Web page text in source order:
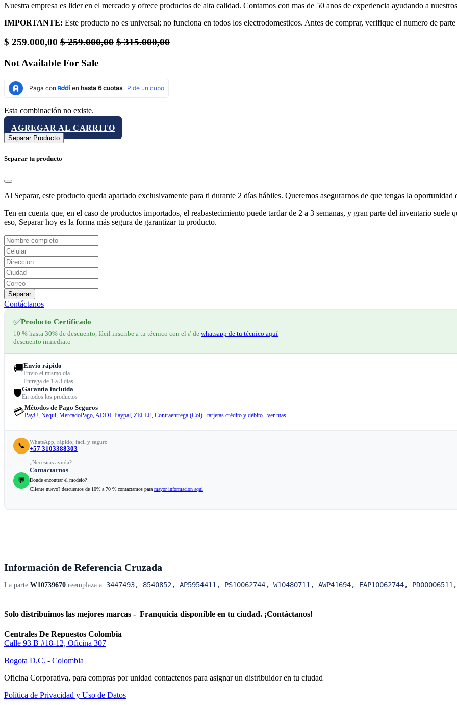
Nuestra empresa es lider en el mercado y ofrece productos de alta calidad. Contamos con mas de 50 anos de experiencia ayudando a
IMPORTANTE: Este producto no es universal; no funciona en todos los electrodomesticos. Antes de comprar, verifique el numero de
$ 259.000,00 $259.000,00 $315.000,00
Not Available For Sale
Esta combinación no existe.
AGREGAR AL CARRITO
Separar Producto
Separar tu producto
Al Separar, este producto queda apartado exclusivamente para ti durante 2 días hábiles. Queremos asegurarnos de que tengas la oportunidad
Ten en cuenta que, en el caso de productos importados, el reabastecimiento puede tardar de 2 a 3 semanas, y gran parte del inventario
eso, Separar hoy es la forma más segura de garantizar tu producto.
Separar
Contáctanos
✅Producto Certificado
10 % hasta 30% de descuento, fácil inscribe a tu técnico con el # de whatsapp de tu técnico aquí
descuento inmediato
🚚Envío rápido
Envío el mismo dia
Entrega de 1 a 3 días
🛡️Garantía incluida
En todos los productos
💳Métodos de Pago Seguros
PayU, Nequi, MercadoPago, ADDI. Paypal, ZELLE, Contraentrega (Col). tarjetas crédito y débito. ver mas..
📞 WhatsApp, rápido, fácil y seguro
+57 3103388303
💬
¿Necesitas ayuda?
Contactarnos
Donde encontrar el modelo?
Cliente nuevo? descuentos de 10% a 70 % contactamos para mayor información aquí
Información de Referencia Cruzada
La parte W10739670 reemplaza a: 3447493, 8540852, AP5954411, PS10062744, W10480711, AWP41694, EAP10062744, PD00006511,
Solo distribuimos las mejores marcas - Franquicia disponible en tu ciudad. ¡Contáctanos!
Centrales De Repuestos Colombia
Calle 93 B #18-12, Oficina 307
Bogota D.C. - Colombia
Oficina Corporativa, para compras por unidad contactenos para asignar un distribuidor en tu ciudad
Política de Privacidad y Uso de Datos